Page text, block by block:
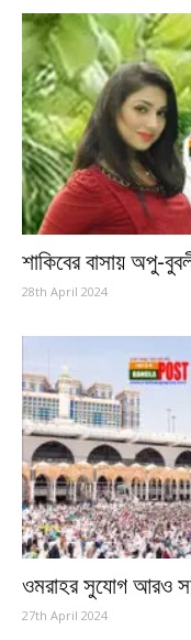
শাকিবের বাসায় অপু-
28th April 2024
ওমরাহর সুযোগ আরও
27th April 2024